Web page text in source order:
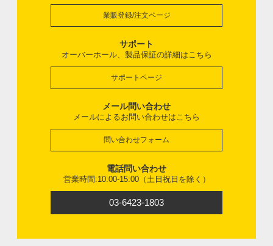
業販登録/注文ページ
サポート
オーバーホール、製品保証の詳細はこちら
サポートページ
メール問い合わせ
メールによるお問い合わせはこちら
問い合わせフォーム
電話問い合わせ
営業時間:10:00-15:00（土日祝日を除く）
03-6423-1803